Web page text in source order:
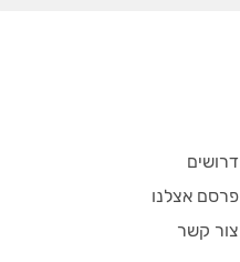
דרושים
פרסם אצלנו
צור קשר